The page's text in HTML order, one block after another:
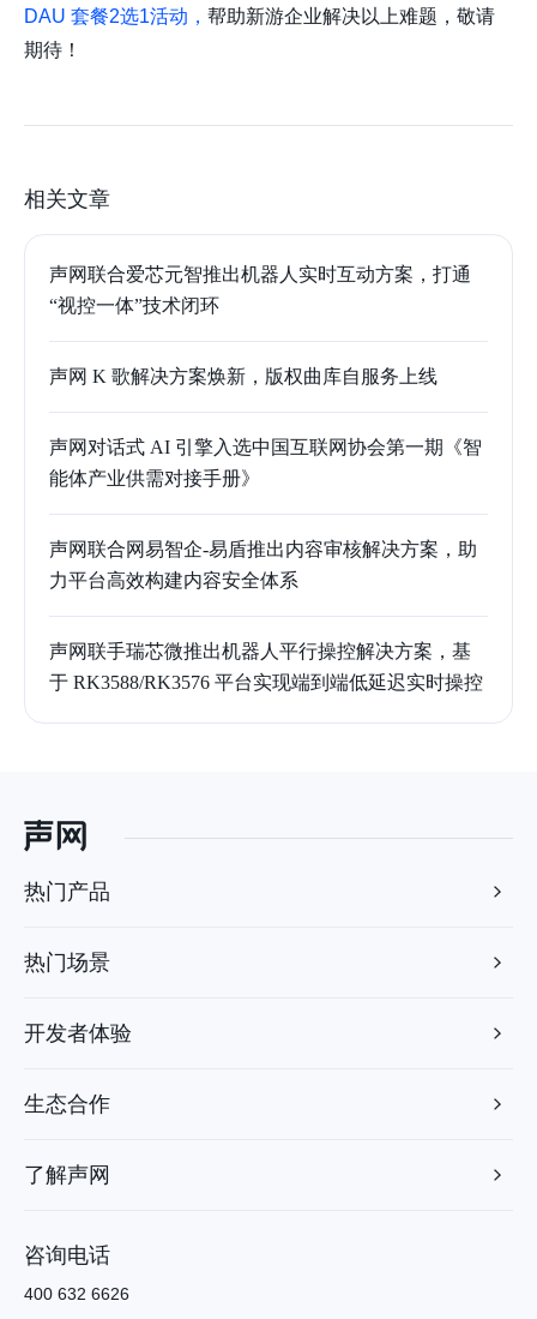
DAU 套餐2选1活动， 帮助新游企业解决以上难题，敬请
期待！
相关文章
声网联合爱芯元智推出机器人实时互动方案，打通
“视控一体”技术闭环
声网 K 歌解决方案焕新，版权曲库自服务上线
声网对话式 AI 引擎入选中国互联网协会第一期《智
能体产业供需对接手册》
声网联合网易智企-易盾推出内容审核解决方案，助
力平台高效构建内容安全体系
声网联手瑞芯微推出机器人平行操控解决方案，基
于 RK3588/RK3576 平台实现端到端低延迟实时操控
热门产品
热门场景
开发者体验
生态合作
了解声网
咨询电话
400 632 6626